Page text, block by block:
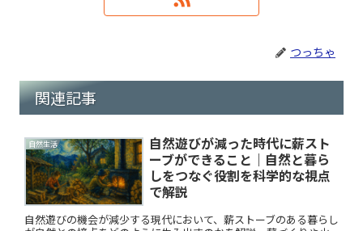
つっちゃ
関連記事
自然生活
自然遊びが減った時代に薪スト
ーブができること｜自然と暮ら
しをつなぐ役割を科学的な視点
で解説
自然遊びの機会が減少する現代において、薪ストーブのある暮らし